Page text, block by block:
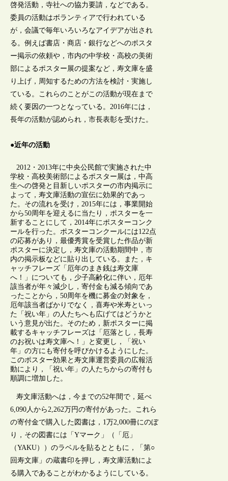
啓発活動，寺社への協力要請，などである。
委員の活動はボランティアで行われている
が，会議で毎年いろいろなアイデアが出され
る。例えば書店・商店・銀行などへのポスタ
ー掲示の依頼や，市内の中学校・高校の美術
部によるポスター展の提案など，寿文庫を盛
り上げ，周知するための方法を検討・実施し
ている。これらのことがこの活動が現在まで
続く要因の一つとなっている。2016年には，
長年の活動が認められ，市長表彰を受けた。
●近年の活動
2012・2013年に中央公民館で実施された中
学校・高校美術部によるポスター展は，中高
生への啓発と目新しいポスターの市内掲示に
よって，寿文庫活動の宣伝に効果的であっ
た。その流れを受け，2015年には，事業開始
から50周年を迎えるに当たり，ポスターを一
新することにして，2014年にポスターコンク
ールを行った。ポスターコンクールには122点
の応募があり，最優秀賞を受賞した作品が新
ポスターに決定し，寿文庫の活動期間中，市
内の掲示板などに貼り出している。また，キ
ャッチフレーズ「厄年のまき銭は寿文庫
へ！」についても，少子高齢化に伴い，厄年
該当者が年々減少し，寄付金も減る傾向であ
ったことから，50周年を機に募金の対象を，
厄年該当者ばかりでなく，喜寿や米寿といっ
た「祝い年」の人たちへも広げてはどうかと
いう意見が出た。そのため，新ポスターに掲
載するキャッチフレーズは「厄落とし，長寿
のお祝いは寿文庫へ！」と変更し，「祝い
年」の方にも寄付を呼びかけるようにした。
このポスター効果と寿文庫運営委員の広報活
動により，「祝い年」の人たちからの寄付も
順調に増加した。
寿文庫活動へは，今までの52年間で，延べ
6,090人から2,262万円の寄付があった。これら
の寄付金で購入した図書は，1万2,000冊にのぼ
り，その図書には「Yマーク」（「厄」
（YAKU））のラベルを貼るとともに，「第○
回寿文庫」の蔵書印を押し，寿文庫活動によ
る購入であることがわかるようにしている。